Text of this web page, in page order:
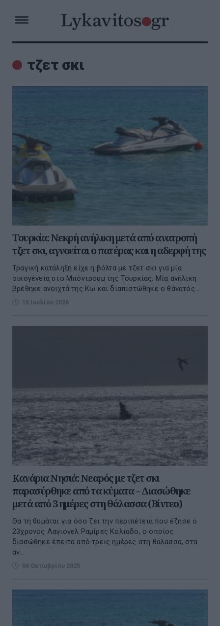
τζετ σκι
Τουρκία: Νεκρή ανήλικη μετά από ανατροπή
τζετ σκι, αγνοείται ο πατέρας και η αδερφή της
Τραγική κατάληξη είχε η βόλτα με τζετ σκι για μία
οικογένεια στο Μπόντρουμ της Τουρκίας. Μία ανήλικη
βρέθηκε ανοιχτά της Κω και διαπιστώθηκε ο θάνατός...
15 Ιουλίου 2026
Κανάρια Νησιά: Νεαρός με τζετ σκι
παρασύρθηκε από τα κύματα – Διασώθηκε
μετά από 3 ημέρες στη θάλασσα (Βίντεο)
Θα τη θυμάται για όσο ζει την περιπέτεια που έζησε ο
23χρονος Λαγιόνελ Ραμίρες Κολιάδο, ο οποίος
διασώθηκε έπειτα από τρεις ημέρες στη θάλασσα, στα
αν...
04 Οκτωβρίου 2025